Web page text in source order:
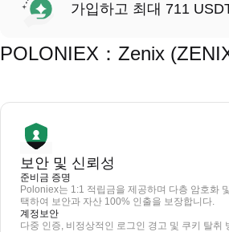
가입하고 최대 711
POLONIEX：Zenix
보안 및 신뢰성
준비금 증명
Poloniex는 1:1 적립금을 제공하며 다층 암호화
택하여 보안과 자산 100% 인출을 보장합니다.
계정보안
다중 인증, 비정상적인 로그인 경고 및 쿠키 탈취